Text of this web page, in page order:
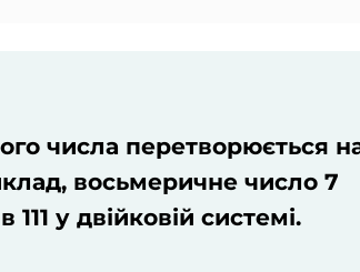
числа перетворюється
восьмеричне число 7
у двійковій системі.